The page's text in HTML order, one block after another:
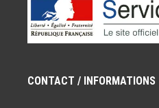
CONTACT / INFORMATIONS